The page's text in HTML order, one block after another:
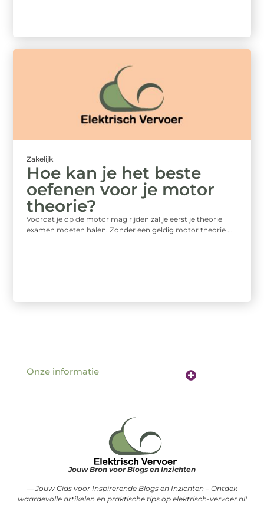
Zakelijk
Hoe kan je het beste
oefenen voor je motor
theorie?
Voordat je op de motor mag rijden zal je eerst je theorie
examen moeten halen. Zonder een geldig motor theorie ...
Jouw Bron voor Blogs en Inzichten
— Jouw Gids voor Inspirerende Blogs en Inzichten – Ontdek
waardevolle artikelen en praktische tips op elektrisch-vervoer.nl!
Onze informatie